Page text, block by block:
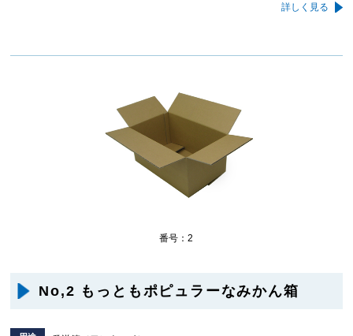
詳しく見る
番号：2
No,2 もっともポピュラーなみかん箱